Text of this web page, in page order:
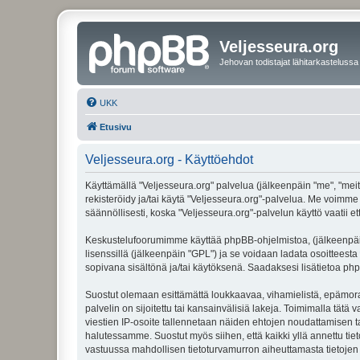
Veljesseura.org
Jehovan todistajat lähitarkastelussa
UKK
Etusivu
Veljesseura.org - Käyttöehdot
Käyttämällä "Veljesseura.org" palvelua (jälkeenpäin "me",
rekisteröidy ja/tai käytä "Veljesseura.org"-palvelua. Me
säännöllisesti, koska "Veljesseura.org"-palvelun käyttö vaatii
Keskustelufoorumimme käyttää phpBB-ohjelmistoa,
lisenssillä (jälkeenpäin "GPL") ja se voidaan ladata osoitteesta
sopivana sisältönä ja/tai käytöksenä. Saadaksesi lisätietoa
Suostut olemaan esittämättä loukkaavaa, vihamielistä,
palvelin on sijoitettu tai kansainvälisiä lakeja. Toimimalla tätä
viestien IP-osoite tallennetaan näiden ehtojen noudattamisen
halutessamme. Suostut myös siihen, että kaikki yllä annettu
vastuussa mahdollisen tietoturvamurron aiheuttamasta